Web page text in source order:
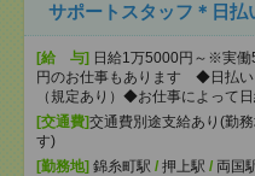
サポートスタッフ＊日払
[給 与] 日給1万5000円～※実
円のお仕事もあります ◆日払い
（規定あり）◆お仕事によって
[交通費]交通費別途支給あり(勤
す)
[勤務地] 錦糸町駅 / 押上駅 / 両国